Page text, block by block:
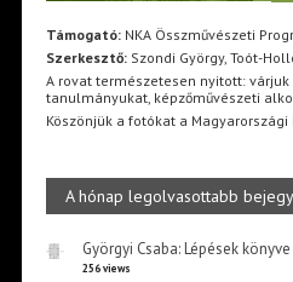
Támogató:NKA Összművészeti
Szerkesztő:Szondi György, Toót-
A rovat természetesen nyitott:
tanulmányukat, képzőművészeti
Köszönjük a fotókat a Magyarországi
A hónap legolvasottabb
Györgyi Csaba: Lépések
256 views